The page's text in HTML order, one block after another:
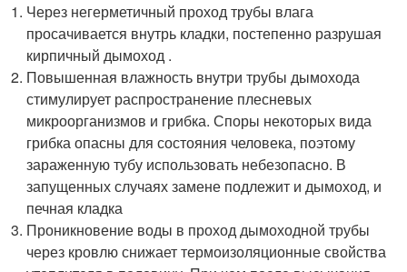
Через негерметичный проход трубы влага
просачивается внутрь кладки, постепенно разрушая
кирпичный дымоход .
Повышенная влажность внутри трубы дымохода
стимулирует распространение плесневых
микроорганизмов и грибка. Споры некоторых вида
грибка опасны для состояния человека, поэтому
зараженную тубу использовать небезопасно. В
запущенных случаях замене подлежит и дымоход, и
печная кладка
Проникновение воды в проход дымоходной трубы
через кровлю снижает термоизоляционные свойства